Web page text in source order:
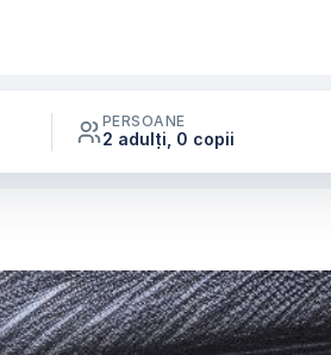
PERSOANE
2 adulți, 0 copii